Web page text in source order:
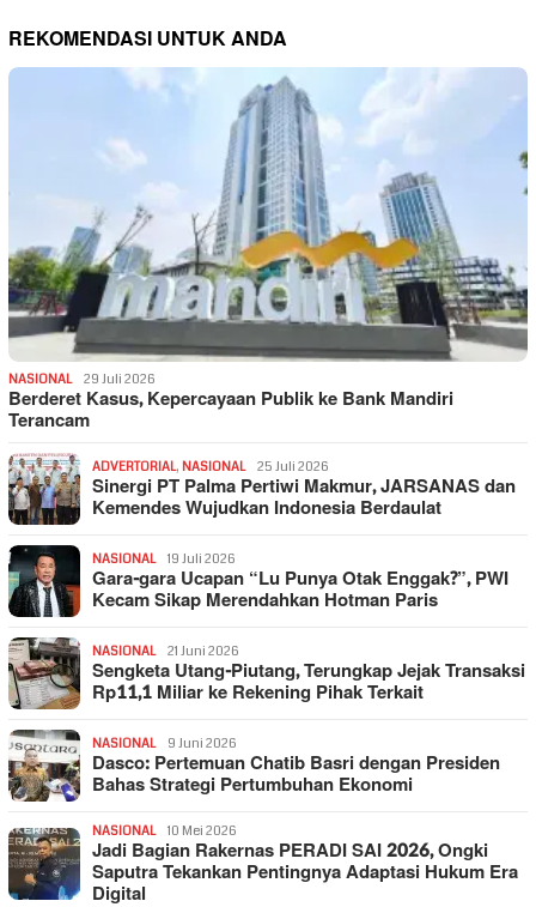
REKOMENDASI UNTUK ANDA
NASIONAL 29 Juli 2026
Berderet Kasus, Kepercayaan Publik ke Bank Mandiri
Terancam
ADVERTORIAL, NASIONAL 25 Juli 2026
Sinergi PT Palma Pertiwi Makmur, JARSANAS dan
Kemendes Wujudkan Indonesia Berdaulat
NASIONAL 19 Juli 2026
Gara-gara Ucapan “Lu Punya Otak Enggak?”, PWI
Kecam Sikap Merendahkan Hotman Paris
NASIONAL 21 Juni 2026
Sengketa Utang-Piutang, Terungkap Jejak Transaksi
Rp11,1 Miliar ke Rekening Pihak Terkait
NASIONAL 9 Juni 2026
Dasco: Pertemuan Chatib Basri dengan Presiden
Bahas Strategi Pertumbuhan Ekonomi
NASIONAL 10 Mei 2026
Jadi Bagian Rakernas PERADI SAI 2026, Ongki
Saputra Tekankan Pentingnya Adaptasi Hukum Era
Digital